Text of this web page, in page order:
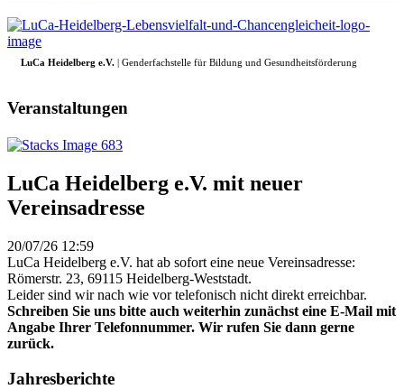
LuCa Heidelberg e.V. | Genderfachstelle für Bildung und Gesundheitsförderung
Veranstaltungen
LuCa Heidelberg e.V. mit neuer
Vereinsadresse
20/07/26 12:59
LuCa Heidelberg e.V. hat ab sofort eine neue Vereinsadresse:
Römerstr. 23, 69115 Heidelberg-Weststadt.
Leider sind wir nach wie vor telefonisch nicht direkt erreichbar.
Schreiben Sie uns bitte auch weiterhin zunächst eine E-Mail mit
Angabe Ihrer Telefonnummer. Wir rufen Sie dann gerne
zurück.
Jahresberichte